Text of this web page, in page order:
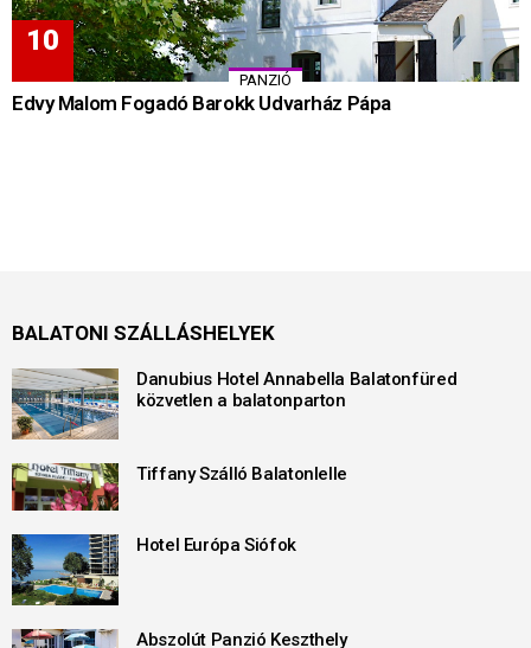
PANZIÓ
Edvy Malom Fogadó Barokk Udvarház Pápa
BALATONI SZÁLLÁSHELYEK
Danubius Hotel Annabella Balatonfüred
közvetlen a balatonparton
Tiffany Szálló Balatonlelle
Hotel Európa Siófok
Abszolút Panzió Keszthely